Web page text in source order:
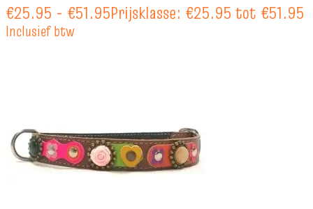
€25.95 - €51.95Prijsklasse: €25.95 tot €51.95
Inclusief btw